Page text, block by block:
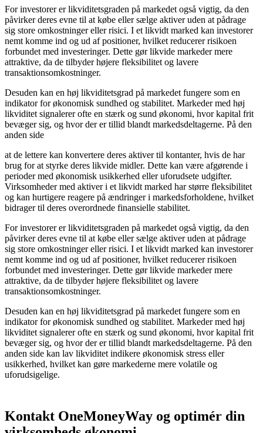
For investorer er likviditetsgraden på markedet også vigtig, da den
påvirker deres evne til at købe eller sælge aktiver uden at pådrage
sig store omkostninger eller risici. I et likvidt marked kan investorer
nemt komme ind og ud af positioner, hvilket reducerer risikoen
forbundet med investeringer. Dette gør likvide markeder mere
attraktive, da de tilbyder højere fleksibilitet og lavere
transaktionsomkostninger.
Desuden kan en høj likviditetsgrad på markedet fungere som en
indikator for økonomisk sundhed og stabilitet. Markeder med høj
likviditet signalerer ofte en stærk og sund økonomi, hvor kapital frit
bevæger sig, og hvor der er tillid blandt markedsdeltagerne. På den
anden side
at de lettere kan konvertere deres aktiver til kontanter, hvis de har
brug for at styrke deres likvide midler. Dette kan være afgørende i
perioder med økonomisk usikkerhed eller uforudsete udgifter.
Virksomheder med aktiver i et likvidt marked har større fleksibilitet
og kan hurtigere reagere på ændringer i markedsforholdene, hvilket
bidrager til deres overordnede finansielle stabilitet.
For investorer er likviditetsgraden på markedet også vigtig, da den
påvirker deres evne til at købe eller sælge aktiver uden at pådrage
sig store omkostninger eller risici. I et likvidt marked kan investorer
nemt komme ind og ud af positioner, hvilket reducerer risikoen
forbundet med investeringer. Dette gør likvide markeder mere
attraktive, da de tilbyder højere fleksibilitet og lavere
transaktionsomkostninger.
Desuden kan en høj likviditetsgrad på markedet fungere som en
indikator for økonomisk sundhed og stabilitet. Markeder med høj
likviditet signalerer ofte en stærk og sund økonomi, hvor kapital frit
bevæger sig, og hvor der er tillid blandt markedsdeltagerne. På den
anden side kan lav likviditet indikere økonomisk stress eller
usikkerhed, hvilket kan gøre markederne mere volatile og
uforudsigelige.
Kontakt OneMoneyWay og optimér din